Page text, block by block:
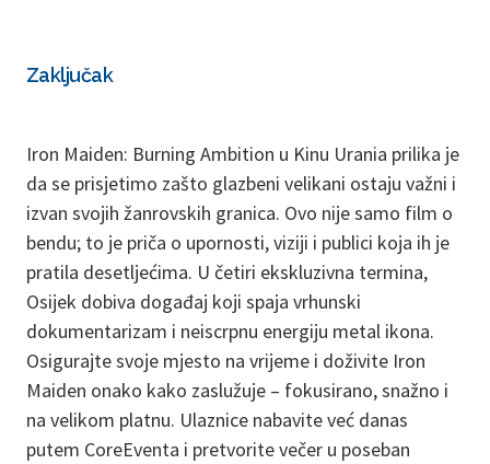
Zaključak
Iron Maiden: Burning Ambition u Kinu Urania prilika je
da se prisjetimo zašto glazbeni velikani ostaju važni i
izvan svojih žanrovskih granica. Ovo nije samo film o
bendu; to je priča o upornosti, viziji i publici koja ih je
pratila desetljećima. U četiri ekskluzivna termina,
Osijek dobiva događaj koji spaja vrhunski
dokumentarizam i neiscrpnu energiju metal ikona.
Osigurajte svoje mjesto na vrijeme i doživite Iron
Maiden onako kako zaslužuje – fokusirano, snažno i
na velikom platnu. Ulaznice nabavite već danas
putem CoreEventa i pretvorite večer u poseban